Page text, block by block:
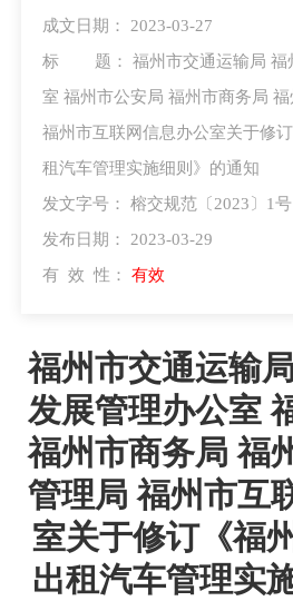
成文日期： 2023-03-27
标 题： 福州市交通运输局
室 福州市公安局 福州市商务局
福州市互联网信息办公室关于修
租汽车管理实施细则》的通知
发文字号： 榕交规范〔2023〕1号
发布日期： 2023-03-29
有 效 性： 有效
福州市交通运输
发展管理办公室
福州市商务局 福
管理局 福州市互
室关于修订《福
出租汽车管理实